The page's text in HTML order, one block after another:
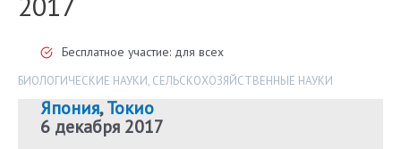
Бесплатное участие: для всех
БИОЛОГИЧЕСКИЕ НАУКИ, СЕЛЬСКОХОЗЯЙСТВЕННЫЕ НАУКИ
Япония,Токио
6 декабря 2017